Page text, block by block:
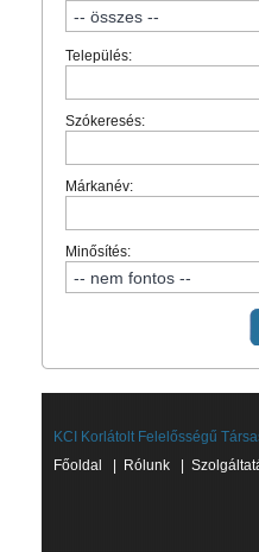
Település:
Szókeresés:
Márkanév:
Minősítés:
KCI Korlátolt Felelősségű
Főoldal
Rólunk